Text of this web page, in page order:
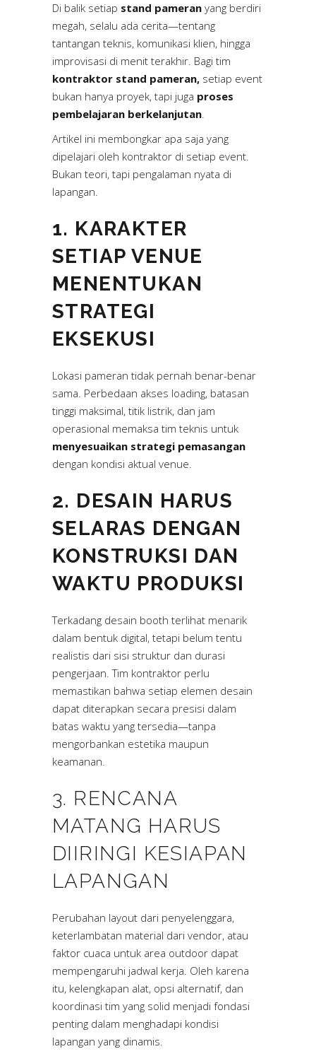
Di balik setiap stand pameran yang berdiri
megah, selalu ada cerita—tentang
tantangan teknis, komunikasi klien, hingga
improvisasi di menit terakhir. Bagi tim
kontraktor stand pameran, setiap event
bukan hanya proyek, tapi juga proses
pembelajaran berkelanjutan.
Artikel ini membongkar apa saja yang
dipelajari oleh kontraktor di setiap event.
Bukan teori, tapi pengalaman nyata di
lapangan.
1. KARAKTER
SETIAP VENUE
MENENTUKAN
STRATEGI
EKSEKUSI
Lokasi pameran tidak pernah benar-benar
sama. Perbedaan akses loading, batasan
tinggi maksimal, titik listrik, dan jam
operasional memaksa tim teknis untuk
menyesuaikan strategi pemasangan
dengan kondisi aktual venue.
2. DESAIN HARUS
SELARAS DENGAN
KONSTRUKSI DAN
WAKTU PRODUKSI
Terkadang desain booth terlihat menarik
dalam bentuk digital, tetapi belum tentu
realistis dari sisi struktur dan durasi
pengerjaan. Tim kontraktor perlu
memastikan bahwa setiap elemen desain
dapat diterapkan secara presisi dalam
batas waktu yang tersedia—tanpa
mengorbankan estetika maupun
keamanan.
3. RENCANA
MATANG HARUS
DIIRINGI KESIAPAN
LAPANGAN
Perubahan layout dari penyelenggara,
keterlambatan material dari vendor, atau
faktor cuaca untuk area outdoor dapat
mempengaruhi jadwal kerja. Oleh karena
itu, kelengkapan alat, opsi alternatif, dan
koordinasi tim yang solid menjadi fondasi
penting dalam menghadapi kondisi
lapangan yang dinamis.